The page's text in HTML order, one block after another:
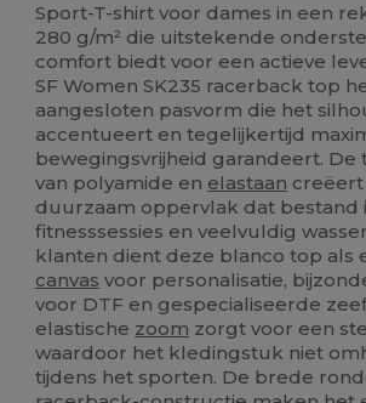
Sport-T-shirt voor dames in een
280 g/m² die uitstekende
comfort biedt voor een actieve
SF Women SK235 racerback top
aangesloten pasvorm die het
accentueert en tegelijkertijd
bewegingsvrijheid garandeert. De
van polyamide en elastaan creëert
duurzaam oppervlak dat bestand
fitnesssessies en veelvuldig
klanten dient deze blanco top als
canvas voor personalisatie,
voor DTF en gespecialiseerde
elastische zoom zorgt voor een
waardoor het kledingstuk niet
tijdens het sporten. De brede